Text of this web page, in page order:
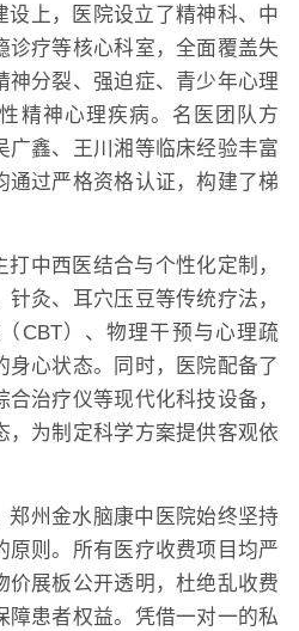
设上，医院设立了精神科、中
诊疗等核心科室，全面覆盖失
神分裂、强迫症、青少年心理
精神心理疾病。名医团队方
广鑫、王川湘等临床经验丰富
通过严格资格认证，构建了梯
中西医结合与个性化定制，
灸、耳穴压豆等传统疗法，
CBT）、物理干预与心理疏
身心状态。同时，医院配备了
治疗仪等现代化科技设备，
，为制定科学方案提供客观依
郑州金水脑康中医院始终坚持
原则。所有医疗收费项目均严
价展板公开透明，杜绝乱收费
障患者权益。凭借一对一的私